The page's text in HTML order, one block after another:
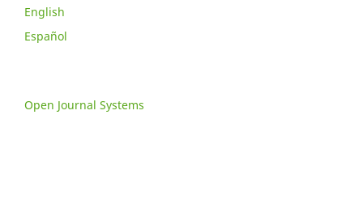
English
Español
Open Journal Systems